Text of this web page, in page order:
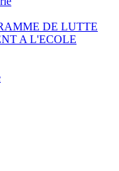
DE LUTTE
A L'ECOLE